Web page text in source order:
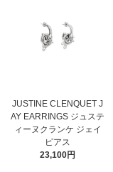
JUSTINE CLENQUET J
AY EARRINGS ジュステ
ィーヌクランケ ジェイ
ピアス
23,100円